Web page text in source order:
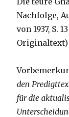
Nachfolge,
von 1937, S.
Originaltext)
den
für die